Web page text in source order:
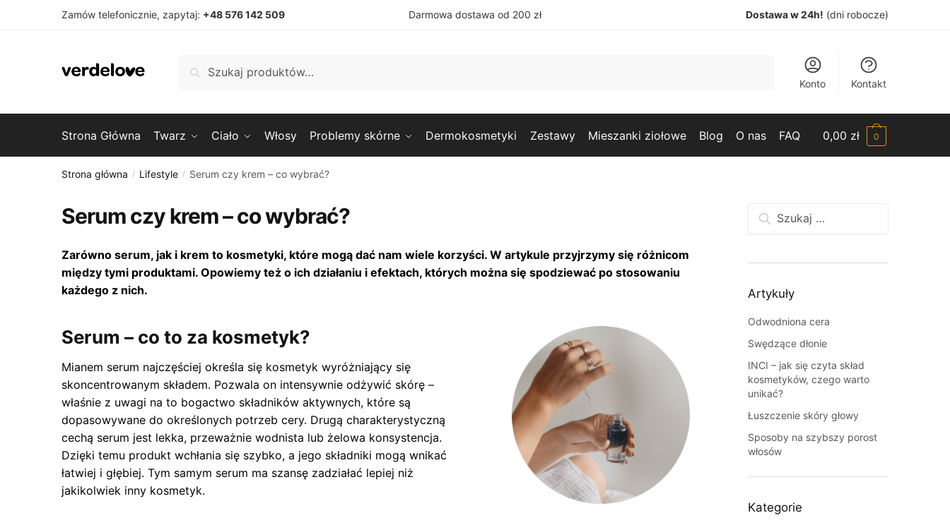
Zamów telefonicznie, zapytaj: +48 576 142 509 Darmowa dostawa od 200 zł Dostawa w 24h! (dni robocze)
Szukaj
Konto Kontakt
Strona Główna Twarz Ciało Włosy Problemy skórne Dermokosmetyki Zestawy Mieszanki ziołowe Blog O nas FAQ 0,00 zł 0
Strona główna / Lifestyle / Serum czy krem – co wybrać?
Serum czy krem – co wybrać?
Zarówno serum, jak i krem to kosmetyki, które mogą dać nam wiele korzyści. W artykule przyjrzymy się różnicom
między tymi produktami. Opowiemy też o ich działaniu i efektach, których można się spodziewać po stosowaniu
każdego z nich.
Serum – co to za kosmetyk?
Mianem serum najczęściej określa się kosmetyk wyróżniający się
skoncentrowanym składem. Pozwala on intensywnie odżywić skórę –
właśnie z uwagi na to bogactwo składników aktywnych, które są
dopasowywane do określonych potrzeb cery. Drugą charakterystyczną
cechą serum jest lekka, przeważnie wodnista lub żelowa konsystencja.
Dzięki temu produkt wchłania się szybko, a jego składniki mogą wnikać
łatwiej i głębiej. Tym samym serum ma szansę zadziałać lepiej niż
jakikolwiek inny kosmetyk.
Szukaj:
Artykuły
Odwodniona cera
Swędzące dłonie
INCI – jak się czyta skład
kosmetyków, czego warto
unikać?
Łuszczenie skóry głowy
Sposoby na szybszy porost
włosów
Kategorie